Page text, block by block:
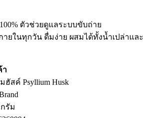
ตัวช่วยดูแลระบบขับถ่าย
ายในทุกวัน ดื่มง่าย ผสมได้ทั้งน้ำเปล่าและ
า
ฮัสค์ Psyllium Husk
รัม